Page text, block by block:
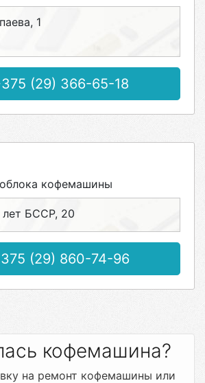
1
(29) 366-65-18
кофемашины
лет БССР, 20
(29) 860-74-96
кофемашина?
на ремонт кофемашины или